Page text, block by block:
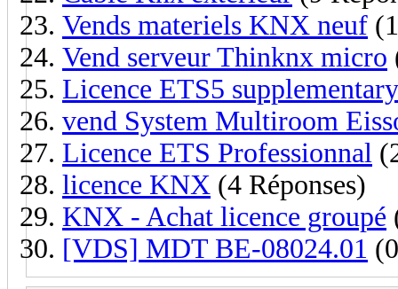
Vends materiels KNX neuf
Vend serveur Thinknx micro
Licence ETS5 supplementary
vend System Multiroom
Licence ETS Professionnal
licence KNX (4 Réponses)
KNX - Achat licence groupé
[VDS] MDT BE-08024.01